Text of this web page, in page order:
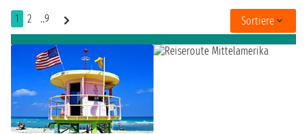
1 2 ..9 Sortiere